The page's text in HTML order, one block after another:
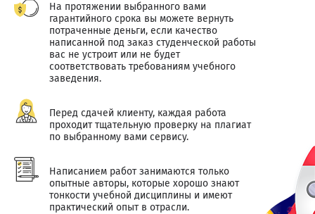
На протяжении выбранного вами
гарантийного срока вы можете вернуть
потраченные деньги, если качество
написанной под заказ студенческой работы
вас не устроит или не будет
соответствовать требованиям учебного
заведения.
Перед сдачей клиенту, каждая работа
проходит тщательную проверку на плагиат
по выбранному вами сервису.
Написанием работ занимаются только
опытные авторы, которые хорошо знают
тонкости учебной дисциплины и имеют
практический опыт в отрасли.